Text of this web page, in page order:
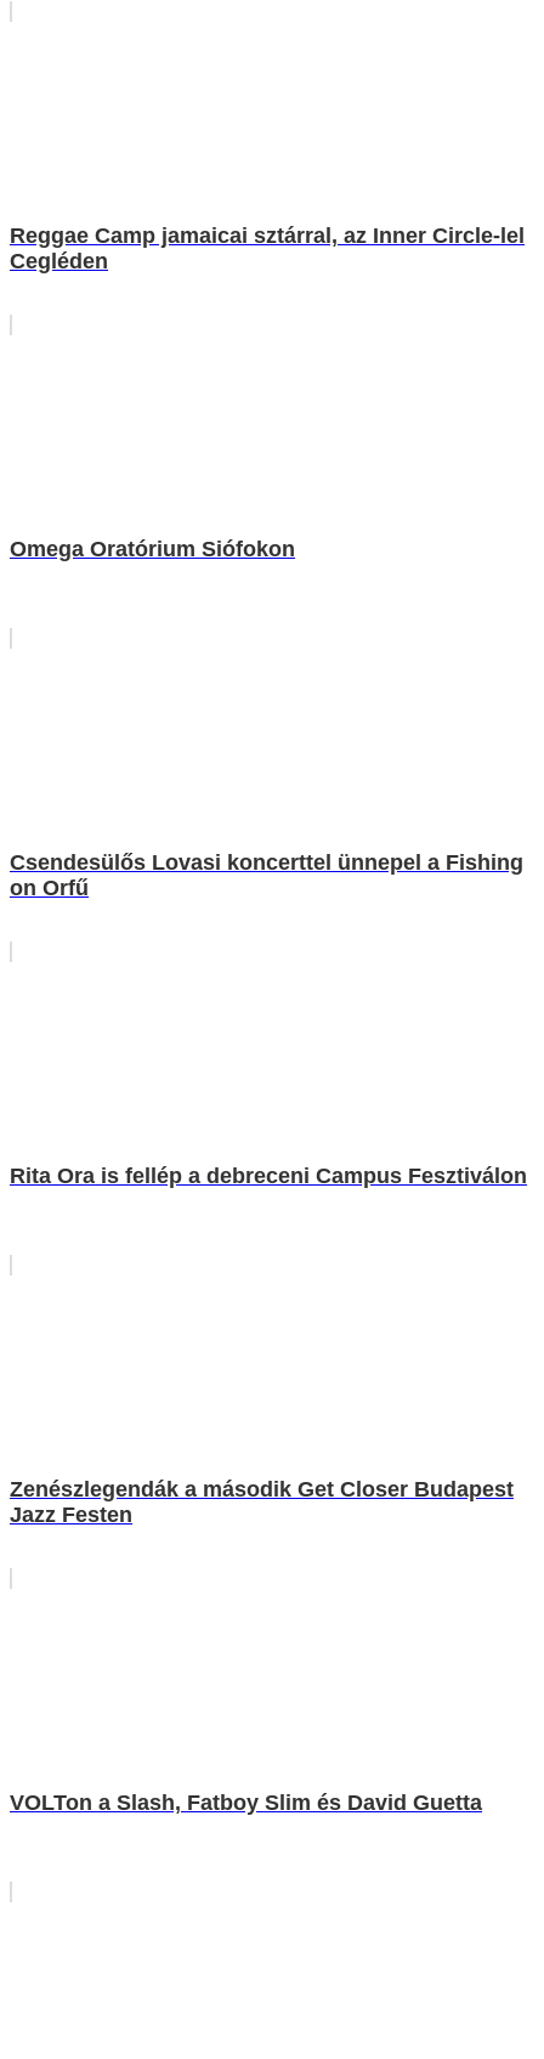
Reggae Camp jamaicai sztárral, az Inner Circle-lel
Cegléden
Omega Oratórium Siófokon
Csendesülős Lovasi koncerttel ünnepel a Fishing
on Orfű
Rita Ora is fellép a debreceni Campus Fesztiválon
Zenészlegendák a második Get Closer Budapest
Jazz Festen
VOLTon a Slash, Fatboy Slim és David Guetta